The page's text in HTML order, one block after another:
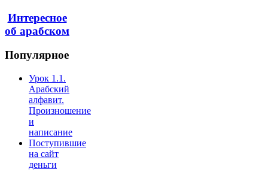
Интересное
об арабском
Популярное
Урок 1.1.
Арабский
алфавит.
Произношение
и
написание
Поступившие
на сайт
деньги